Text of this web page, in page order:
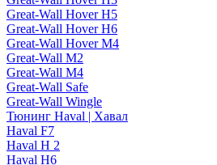
Great-Wall Hover H5
Great-Wall Hover H6
Great-Wall Hover M4
Great-Wall M2
Great-Wall M4
Great-Wall Safe
Great-Wall Wingle
Тюнинг Haval | Хавал
Haval F7
Haval H 2
Haval H6